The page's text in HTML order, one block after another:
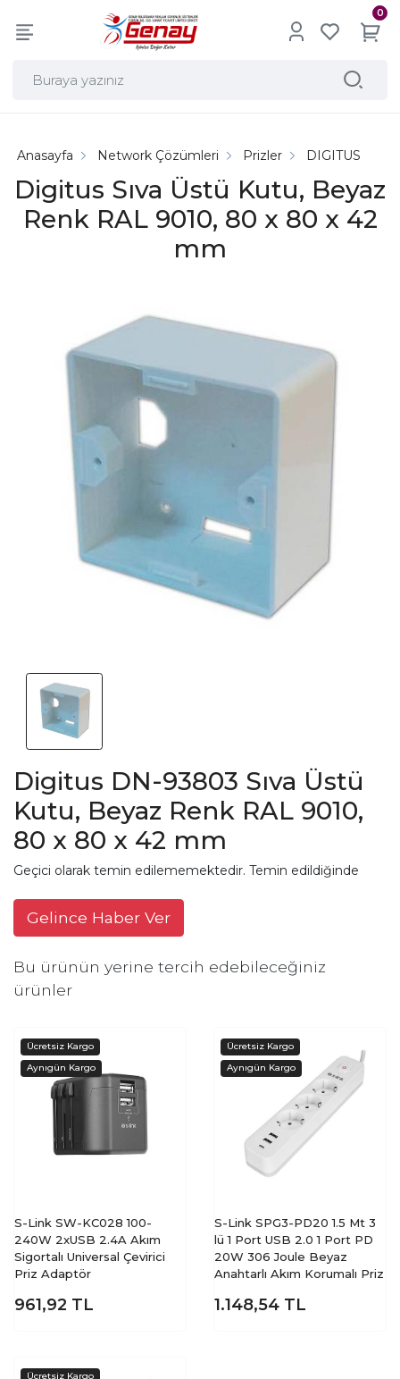
0
Digitus Sıva Üstü Kutu, Beyaz
Renk RAL 9010, 80 x 80 x 42
mm
Anasayfa Network Çözümleri Prizler DIGITUS
Digitus DN-93803 Sıva Üstü
Kutu, Beyaz Renk RAL 9010,
80 x 80 x 42 mm
Geçici olarak temin edilememektedir. Temin edildiğinde
Gelince Haber Ver
Bu ürünün yerine tercih edebileceğiniz
ürünler
S-Link SW-KC028 100-
240W 2xUSB 2.4A Akım
Sigortalı Universal Çevirici
Priz Adaptör
961,92 TL
S-Link SPG3-PD20 1.5 Mt 3
lü 1 Port USB 2.0 1 Port PD
20W 306 Joule Beyaz
Anahtarlı Akım Korumalı Priz
1.148,54 TL